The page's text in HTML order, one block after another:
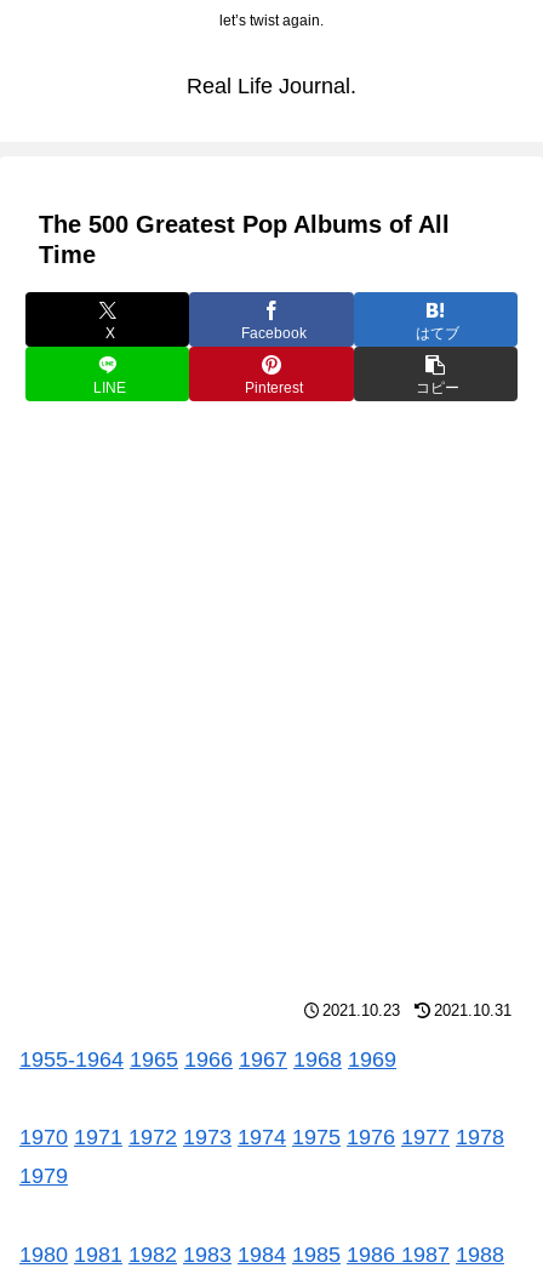
let’s twist again.
Real Life Journal.
The 500 Greatest Pop Albums of All
Time
X Facebook はてブ
LINE Pinterest コピー
2021.10.23 2021.10.31
1955-1964 1965 1966 1967 1968 1969
1970 1971 1972 1973 1974 1975 1976 1977 1978
1979
1980 1981 1982 1983 1984 1985 1986 1987 1988